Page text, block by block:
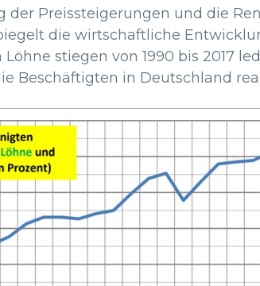
Preissteigerungen und die
die wirtschaftliche
stiegen von 1990 bis 2017
Beschäftigten in Deutschland